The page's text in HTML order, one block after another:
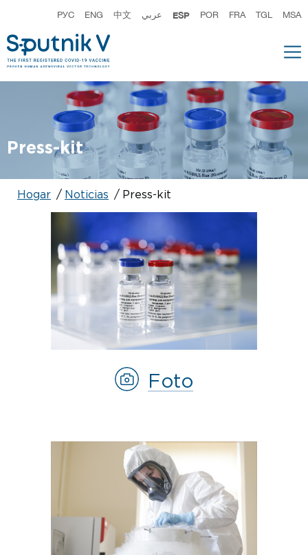
РУС ENG 中文 عربي ESP POR FRA TGL MSA
Press-kit
Hogar Noticias Press-kit
Foto